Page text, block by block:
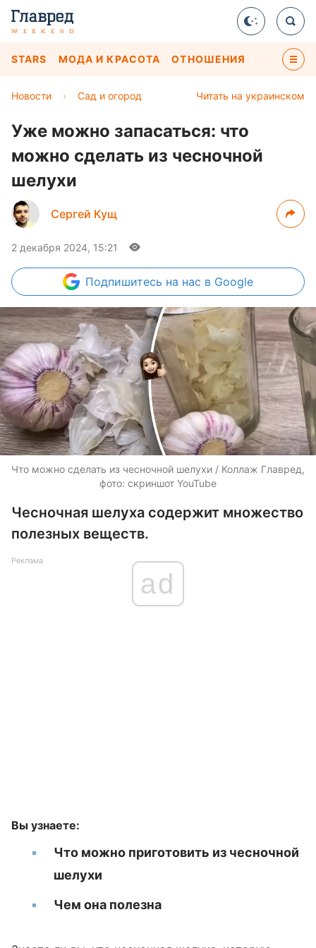
STARS МОДА И КРАСОТА ОТНОШЕНИЯ
Читать на украинском
Новости › Сад и огород
Уже можно запасаться: что
можно сделать из чесночной
шелухи
Сергей Кущ
2 декабря 2024, 15:21
Подпишитесь на нас в Google
Что можно сделать из чесночной шелухи / Коллаж Главред,
фото: скриншот YouTube
Чесночная шелуха содержит множество
полезных веществ.
Реклама
ad
Вы узнаете:
Что можно приготовить из чесночной
шелухи
Чем она полезна